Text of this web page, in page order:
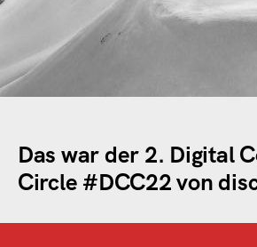
Das war der 2. Digital
Circle #DCC22 von